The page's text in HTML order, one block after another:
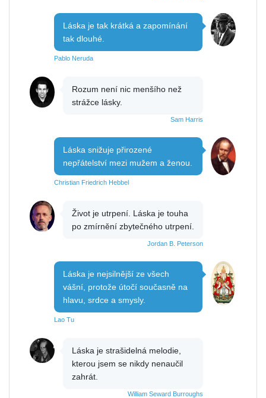
Láska je tak krátká a zapomínání
tak dlouhé.
Pablo Neruda
Rozum není nic menšího než
strážce lásky.
Sam Harris
Láska snižuje přirozené
nepřátelství mezi mužem a ženou.
Christian Friedrich Hebbel
Život je utrpení. Láska je touha
po zmírnění zbytečného utrpení.
Jordan B. Peterson
Láska je nejsilnější ze všech
vášní, protože útočí současně na
hlavu, srdce a smysly.
Lao Tu
Láska je strašidelná melodie,
kterou jsem se nikdy nenaučil
zahrát.
William Seward Burroughs